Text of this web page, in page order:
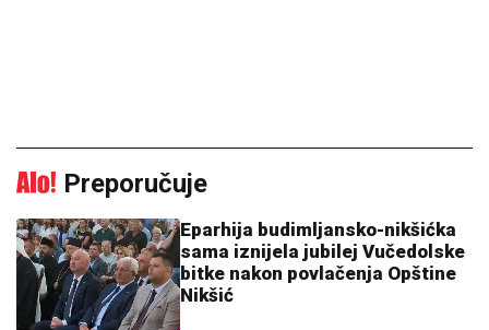
Preporučuje
Eparhija budimljansko-nikšićka
sama iznijela jubilej Vučedolske
bitke nakon povlačenja Opštine
Nikšić